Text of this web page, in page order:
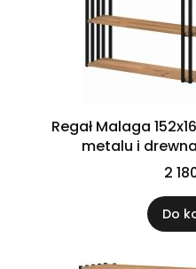
Regał Malaga
metalu i
2
Do